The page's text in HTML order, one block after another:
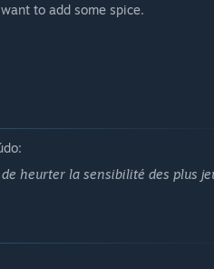
to add some spice.
heurter la sensibilité des plus